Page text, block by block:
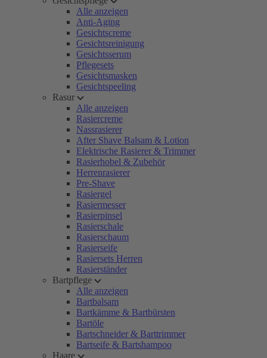
Alle anzeigen
Anti-Aging
Gesichtscreme
Gesichtsreinigung
Gesichtsserum
Pflegesets
Gesichtsmasken
Gesichtspeeling
Rasur
Alle anzeigen
Rasiercreme
Nassrasierer
After Shave Balsam & Lotion
Elektrische Rasierer & Trimmer
Rasierhobel & Zubehör
Herrenrasierer
Pre-Shave
Rasiergel
Rasiermesser
Rasierpinsel
Rasierschale
Rasierschaum
Rasierseife
Rasiersets Herren
Rasierständer
Bartpflege
Alle anzeigen
Bartbalsam
Bartkämme & Bartbürsten
Bartöle
Bartschneider & Barttrimmer
Bartseife & Bartshampoo
Haare